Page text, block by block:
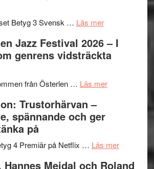
Frankenshtey
med
Fox
och
Scully
åretsFilmstadens
stipendium
Betyg 3 Svensk … Läs merom
Det
grönaste
–
och
lättsam
Jazz Festival 2026 – I
genrens vidsträckta
från Österlen … Läs merom
2026
Trustorhärvan –
spännande och ger
på
4 Premiär på Netflix … Läs merom
Hannes Meidal och Roland